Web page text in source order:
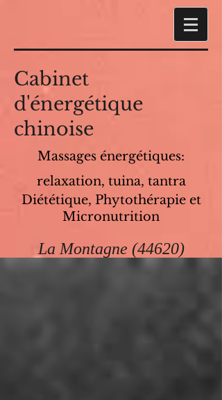
Cabinet
d'énergétique
chinoise
Massages énergétiques:
relaxation, tuina, tantra
Diététique, Phytothérapie et
Micronutrition
La Montagne (44620)